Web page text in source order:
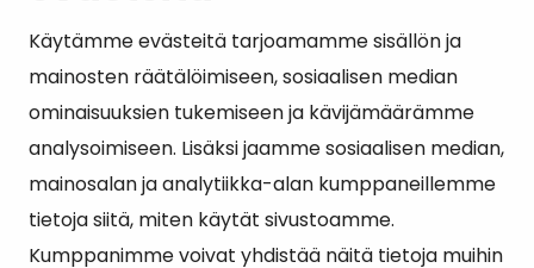
Käytämme evästeitä tarjoamamme sisällön ja
mainosten räätälöimiseen, sosiaalisen median
ominaisuuksien tukemiseen ja kävijämäärämme
analysoimiseen. Lisäksi jaamme sosiaalisen median,
mainosalan ja analytiikka-alan kumppaneillemme
tietoja siitä, miten käytät sivustoamme.
Kumppanimme voivat yhdistää näitä tietoja muihin
Suosituimmat sivut
Esityslistat, pöytäkirjat, viranhaltijapäätökset ja
kuulutukset
Tietoa ja ohjeistusta koronavirukseen liittyen
Asiointipiste